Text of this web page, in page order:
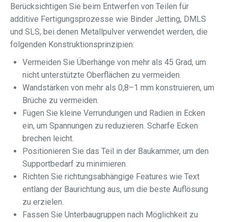
Berücksichtigen Sie beim Entwerfen von Teilen für
additive Fertigungsprozesse wie Binder Jetting, DMLS
und SLS, bei denen Metallpulver verwendet werden, die
folgenden Konstruktionsprinzipien:
Vermeiden Sie Überhänge von mehr als 45 Grad, um
nicht unterstützte Oberflächen zu vermeiden.
Wandstärken von mehr als 0,8–1 mm konstruieren, um
Brüche zu vermeiden.
Fügen Sie kleine Verrundungen und Radien in Ecken
ein, um Spannungen zu reduzieren. Scharfe Ecken
brechen leicht.
Positionieren Sie das Teil in der Baukammer, um den
Supportbedarf zu minimieren.
Richten Sie richtungsabhängige Features wie Text
entlang der Baurichtung aus, um die beste Auflösung
zu erzielen.
Fassen Sie Unterbaugruppen nach Möglichkeit zu